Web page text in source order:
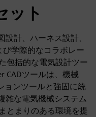
ット
設計、ハーネス設計、
び学際的なコラボレー
包括的な電気設計ツー
CADツールは、機械
ョンツールと強固に統
雑な電気機械システム
とまりのある環境を提